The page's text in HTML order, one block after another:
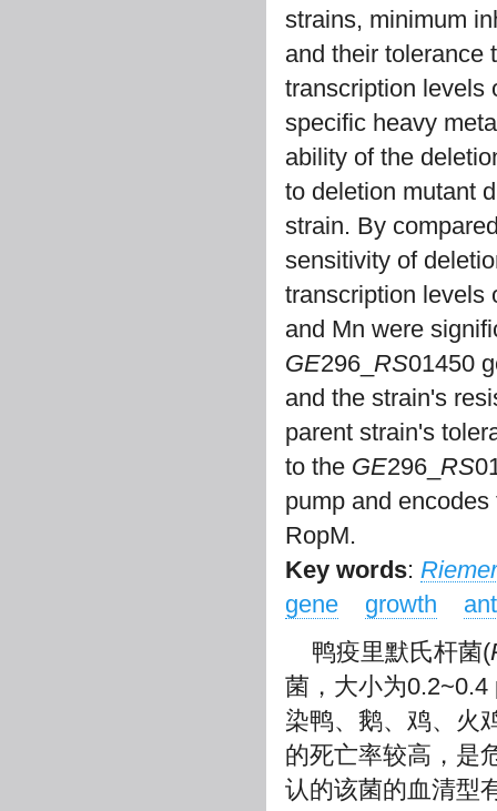
strains, minimum
and their tolerance
transcription levels
specific heavy
ability of the
to deletion mutant
strain. By
sensitivity of
transcription levels
and Mn were
GE296_ RS01450
and the strain's
parent strain's
to the GE296_ RS
pump and
RopM.
Key words:
gene
growth
鸭疫里默氏杆菌(
菌，大小为
染鸭、鹅、鸡、火
的死亡率较高，是
认的该菌的血清型